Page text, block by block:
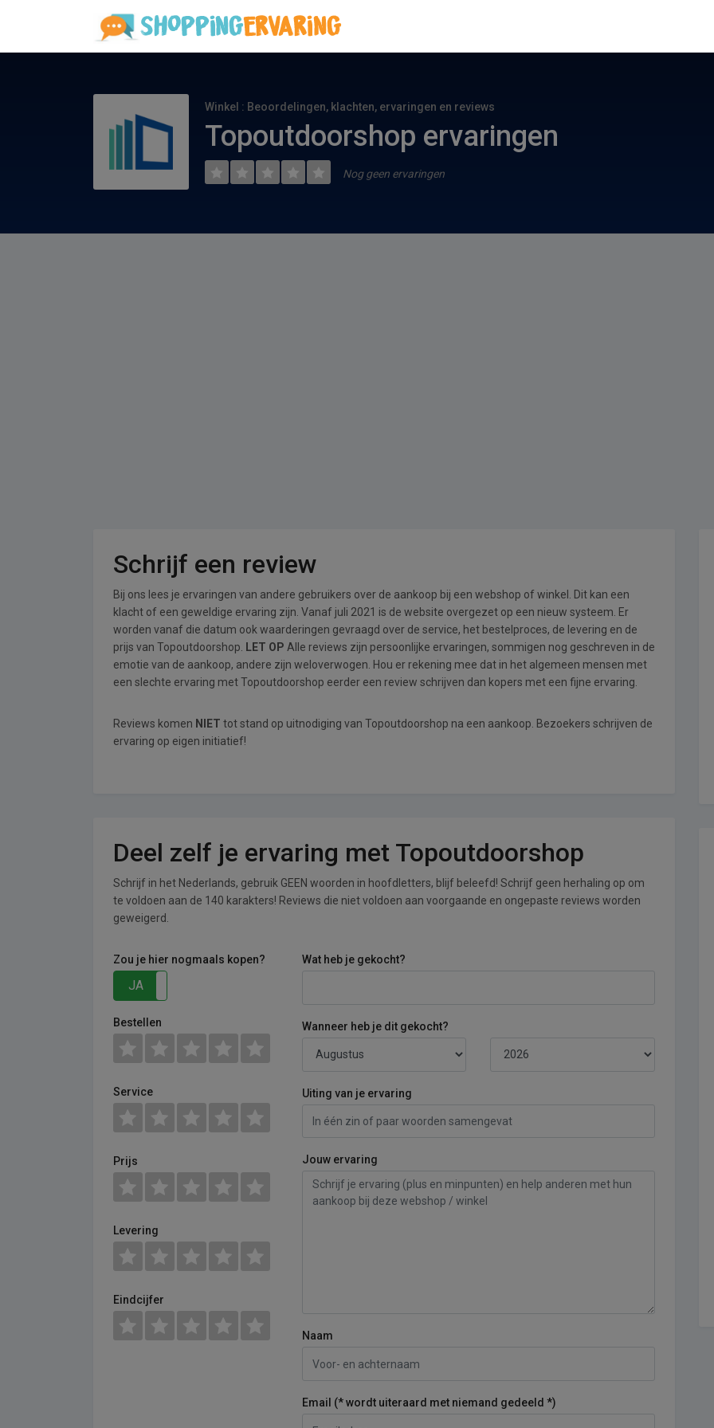
Winkel : Beoordelingen, klachten, ervaringen en reviews
Topoutdoorshop ervaringen
Nog geen ervaringen
Schrijf een review
Bij ons lees je ervaringen van andere gebruikers over de aankoop bij een webshop of winkel. Dit kan een
klacht of een geweldige ervaring zijn. Vanaf juli 2021 is de website overgezet op een nieuw systeem. Er
worden vanaf die datum ook waarderingen gevraagd over de service, het bestelproces, de levering en de
prijs van Topoutdoorshop.
LET OP Alle reviews zijn persoonlijke ervaringen, sommigen nog geschreven in de
emotie van de aankoop, andere zijn weloverwogen. Hou er rekening mee dat in het algemeen mensen met
een slechte ervaring met Topoutdoorshop eerder een review schrijven dan kopers met een fijne ervaring.
Reviews komen NIET tot stand op uitnodiging van Topoutdoorshop na een aankoop. Bezoekers schrijven de
ervaring op eigen initiatief!
Deel zelf je ervaring met Topoutdoorshop
Schrijf in het Nederlands, gebruik GEEN woorden in hoofdletters, blijf beleefd! Schrijf geen herhaling op om
te voldoen aan de 140 karakters! Reviews die niet voldoen aan voorgaande en ongepaste reviews worden
geweigerd.
Zou je hier nogmaals kopen?
JA
Bestellen
Service
Prijs
Levering
Eindcijfer
Wat heb je gekocht?
Wanneer heb je dit gekocht?
Uiting van je ervaring
Jouw ervaring
Naam
Email (* wordt uiteraard met niemand gedeeld *)